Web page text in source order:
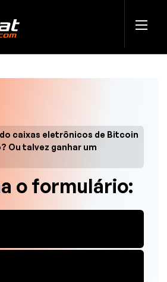
caixas eletrônicos de Bitcoin
Ou talvez ganhar um
o formulário: